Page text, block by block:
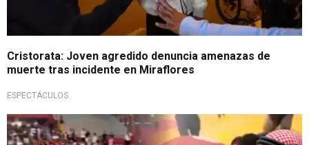
Cristorata: Joven agredido denuncia amenazas de
muerte tras incidente en Miraflores
ESPECTÁCULOS
Pelea en la cancha